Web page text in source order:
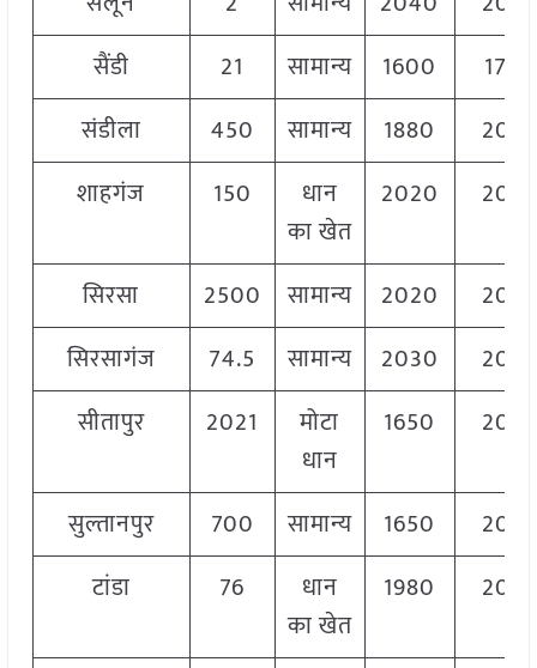
सैंडी
21 सामान्य 1600
1700
संडीला
450 सामान्य 1880
शाहगंज
150
धान
का खेत
2020
सिरसा 2500 सामान्य 2020
सिरसागंज
74.5 सामान्य 2030
सीतापुर
2021
मोटा
धान
1650
सुल्तानपुर 700 सामान्य 1650
टांडा
76
धान
का खेत
1980